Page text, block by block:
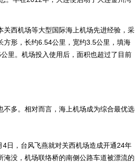
西机场等大型国际海上机场先进经验，采
方形，长约6.54公里，宽约3.5公里，填海
里。机场投入使用后，面积也超过了目前
多。相对而言，海上机场成为综合最优选
，台风飞燕就对关西机场造成开通24年
没，机场联络桥的南侧公路车道被漂流的